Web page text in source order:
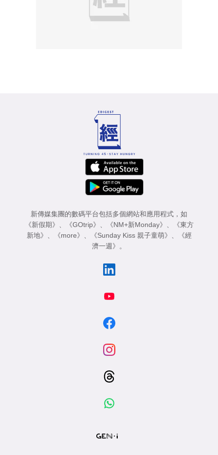
新傳媒集團的數碼平台包括多個網站和應用程式，如
《新假期》
《GOtrip》 《NM+新Monday》
《東方
新地》
《more》 《Sunday Kiss 親子童萌》
《經
濟一週》
。